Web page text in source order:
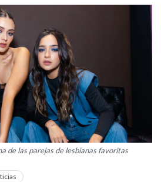
de las parejas de lesbianas favoritas